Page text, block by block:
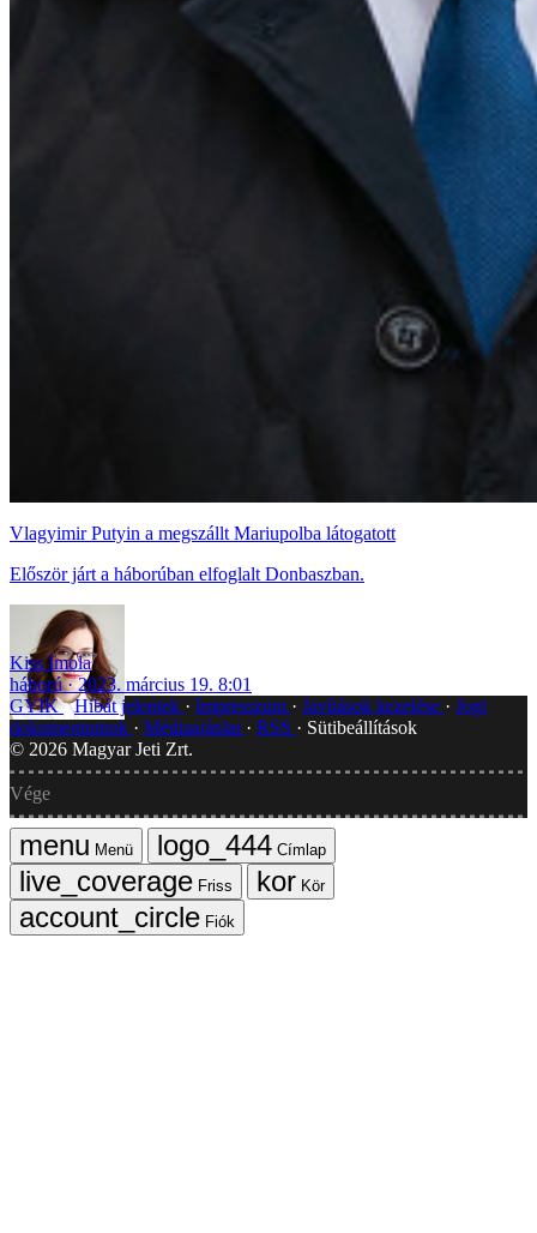
Vlagyimir Putyin a megszállt Mariupolba látogatott
Először járt a háborúban elfoglalt Donbaszban.
Kiss Imola
háború
2023. március 19. 8:01
GYIK Hibát jelentek Impresszum Javítások kezelése
Jogi
dokumentumok
Médiaajánlat RSS
Sütibeállítások
© 2026 Magyar Jeti Zrt.
Vége
Menü
Címlap
Friss
Kör
Fiók